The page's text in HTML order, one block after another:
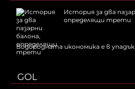
История за два
определящи трети
Водородната икономика е в
GOL